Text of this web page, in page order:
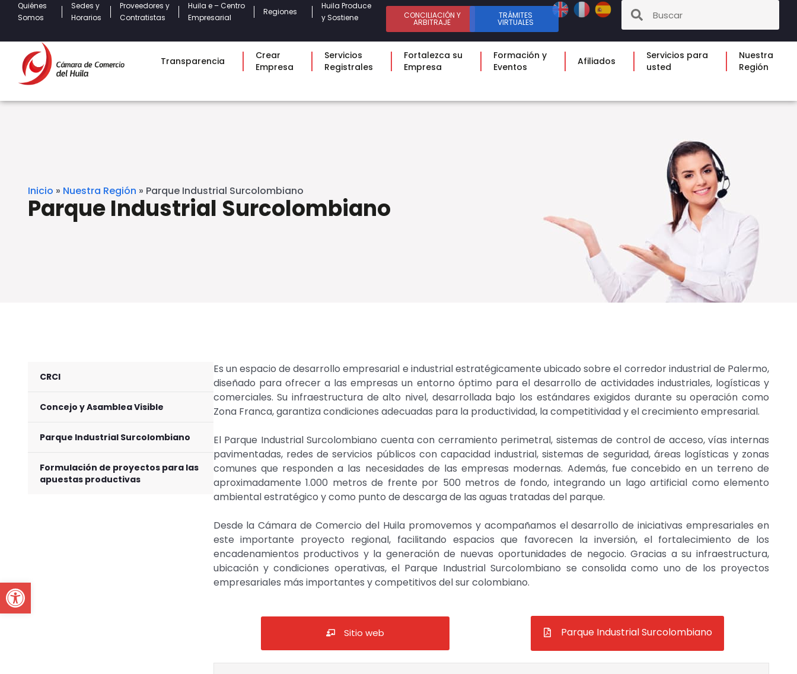
Open toolbar
Quiénes
Somos
Sedes y
Horarios
Proveedores y
Contratistas
Huila e – Centro
Empresarial
Regiones
Huila Produce
y Sostiene
CONCILIACIÓN Y
ARBITRAJE
TRÁMITES
VIRTUALES
Transparencia
Crear
Empresa
Servicios
Registrales
Fortalezca su
Empresa
Formación y
Eventos
Afiliados
Servicios para
usted
Nuestra
Región
Inicio » Nuestra Región » Parque Industrial Surcolombiano
Parque Industrial Surcolombiano
CRCI
Concejo y Asamblea Visible
Parque Industrial Surcolombiano
Formulación de proyectos para las
apuestas productivas
Es un espacio de desarrollo empresarial e industrial estratégicamente ubicado sobre el corredor industrial de Palermo,
diseñado para ofrecer a las empresas un entorno óptimo para el desarrollo de actividades industriales, logísticas y
comerciales. Su infraestructura de alto nivel, desarrollada bajo los estándares exigidos durante su operación como
Zona Franca, garantiza condiciones adecuadas para la productividad, la competitividad y el crecimiento empresarial.
El Parque Industrial Surcolombiano cuenta con cerramiento perimetral, sistemas de control de acceso, vías internas
pavimentadas, redes de servicios públicos con capacidad industrial, sistemas de seguridad, áreas logísticas y zonas
comunes que responden a las necesidades de las empresas modernas. Además, fue concebido en un terreno de
aproximadamente 1.000 metros de frente por 500 metros de fondo, integrando un lago artificial como elemento
ambiental estratégico y como punto de descarga de las aguas tratadas del parque.
Desde la Cámara de Comercio del Huila promovemos y acompañamos el desarrollo de iniciativas empresariales en
este importante proyecto regional, facilitando espacios que favorecen la inversión, el fortalecimiento de los
encadenamientos productivos y la generación de nuevas oportunidades de negocio. Gracias a su infraestructura,
ubicación y condiciones operativas, el Parque Industrial Surcolombiano se consolida como uno de los proyectos
empresariales más importantes y competitivos del sur colombiano.
Sitio web Parque Industrial Surcolombiano